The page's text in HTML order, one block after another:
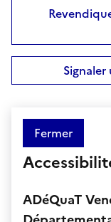
Fermer
ADéQuaT